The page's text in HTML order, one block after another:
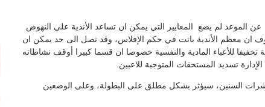
عن الموعد لم يضع المعايير التي يمكن ان تساعد الأندية على النهوض
ان معظم الأندية باتت في حكم الإفلاس، وقد تصل الى حد يمكن ان
للأعباء المادية والنفسية خصوصا ان قسما كبيرا أوقف نشاطاته
تسديد المستحقات المتوجبة للاعبين.
السنين، سيؤثر بشكل مطلق على البطولة، وعلى الوضعين